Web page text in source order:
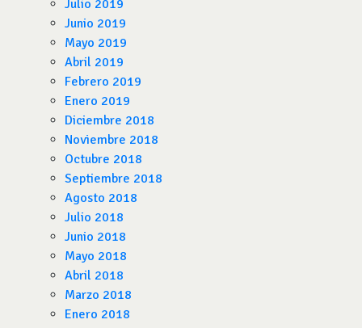
Julio 2019
Junio 2019
Mayo 2019
Abril 2019
Febrero 2019
Enero 2019
Diciembre 2018
Noviembre 2018
Octubre 2018
Septiembre 2018
Agosto 2018
Julio 2018
Junio 2018
Mayo 2018
Abril 2018
Marzo 2018
Enero 2018